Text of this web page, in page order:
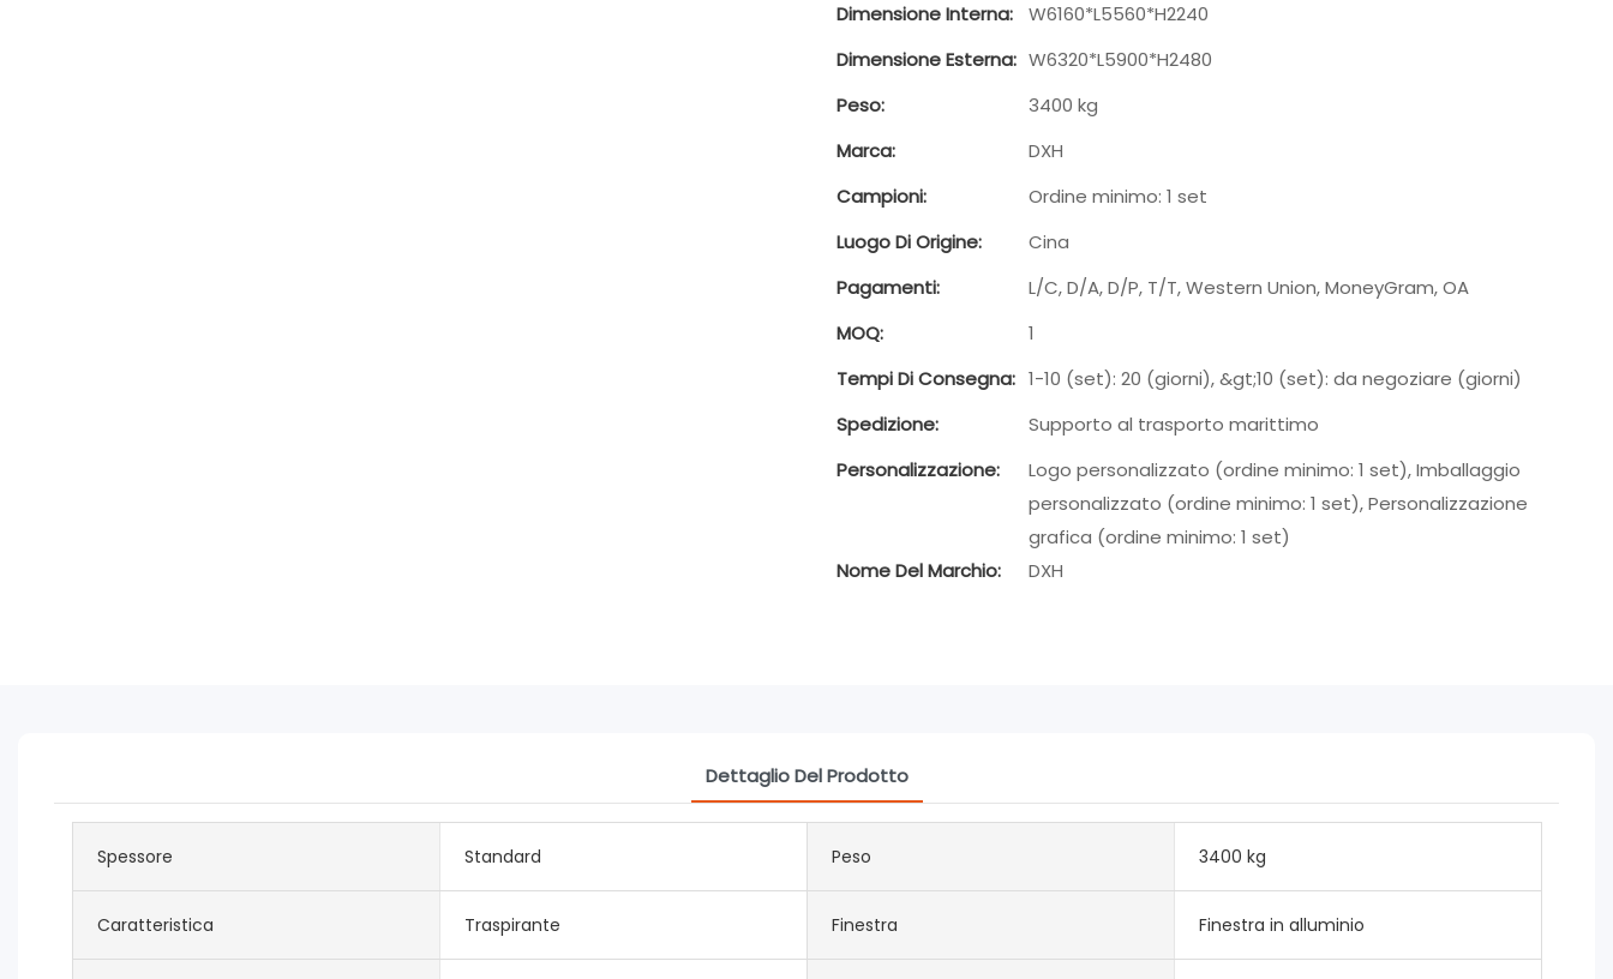
Dimensione Interna:
W6160*L5560*H2240
Dimensione Esterna: W6320*L5900*H2480
Peso:
3400 kg
Marca:
DXH
Campioni:
Ordine minimo: 1 set
Luogo Di Origine:
Cina
Pagamenti:
L/C, D/A, D/P, T/T, Western Union, MoneyGram, OA
MOQ:
1
Tempi Di Consegna: 1-10 (set): 20 (giorni), &gt;10 (set): da negoziare (giorni)
Spedizione:
Supporto al trasporto marittimo
Personalizzazione:
Logo personalizzato (ordine minimo: 1 set), Imballaggio
personalizzato (ordine minimo: 1 set), Personalizzazione
grafica (ordine minimo: 1 set)
Nome Del Marchio:
DXH
Dettaglio Del Prodotto
Spessore Standard Peso 3400 kg
Caratteristica Traspirante Finestra Finestra in alluminio